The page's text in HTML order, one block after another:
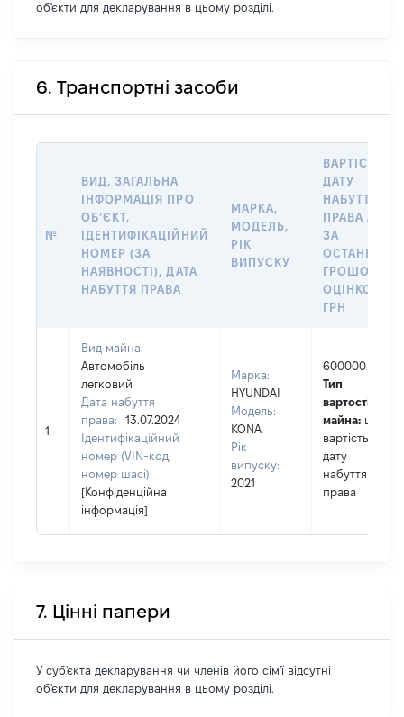
об'єкти для декларування в цьому розділі.
6. Транспортні засоби
№
ВИД, ЗАГАЛЬНА
ІНФОРМАЦІЯ ПРО
ОБʼЄКТ,
ІДЕНТИФІКАЦІЙНИЙ
НОМЕР (ЗА
НАЯВНОСТІ), ДАТА
НАБУТТЯ ПРАВА
МАРКА,
МОДЕЛЬ,
РІК
ВИПУСКУ
ВАРТІСТЬ НА
ДАТУ
НАБУТТЯ
ПРАВА АБО
ЗА
ГРОШОВОЮ
ОЦІНКОЮ,
ГРН
1
Вид майна:
Автомобіль
легковий
Дата набуття
права:
13.07.2024
Ідентифікаційний
номер (VIN-код,
номер шасі):
[Конфіденційна
інформація]
Марка:
HYUNDAI
Модель:
KONA
Рік
випуску:
2021
600000
Тип
вартості
майна: це
вартість на
дату
набуття
права
7. Цінні папери
У суб'єкта декларування чи членів його сім'ї відсутні
об'єкти для декларування в цьому розділі.